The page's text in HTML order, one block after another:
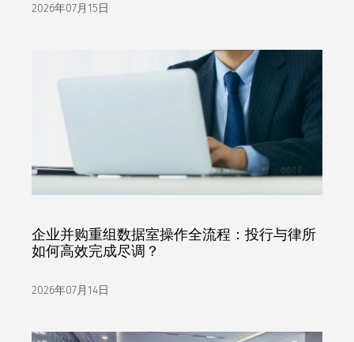
2026年07月15日
企业并购重组数据室操作全流程：投行与律所
如何高效完成尽调？
2026年07月14日